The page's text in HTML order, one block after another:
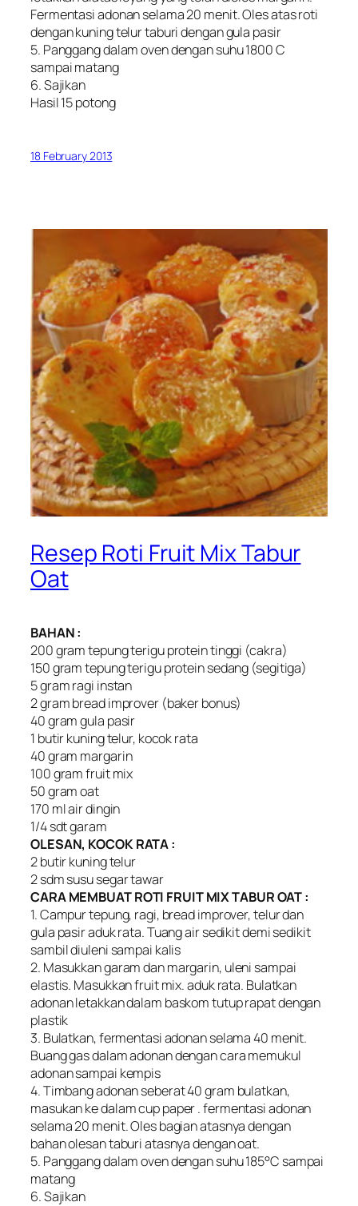
Fermentasi adonan selama 20 menit. Oles atas roti
dengan kuning telur taburi dengan gula pasir
5. Panggang dalam oven dengan suhu 1800 C
sampai matang
6. Sajikan
Hasil 15 potong
18 February 2013
Resep Roti Fruit Mix Tabur
Oat
BAHAN :
200 gram tepung terigu protein tinggi (cakra)
150 gram tepung terigu protein sedang (segitiga)
5 gram ragi instan
2 gram bread improver (baker bonus)
40 gram gula pasir
1 butir kuning telur, kocok rata
40 gram margarin
100 gram fruit mix
50 gram oat
170 ml air dingin
1/4 sdt garam
OLESAN, KOCOK RATA :
2 butir kuning telur
2 sdm susu segar tawar
CARA MEMBUAT ROTI FRUIT MIX TABUR OAT :
1. Campur tepung, ragi, bread improver, telur dan
gula pasir aduk rata. Tuang air sedikit demi sedikit
sambil diuleni sampai kalis
2. Masukkan garam dan margarin, uleni sampai
elastis. Masukkan fruit mix. aduk rata. Bulatkan
adonan letakkan dalam baskom tutup rapat dengan
plastik
3. Bulatkan, fermentasi adonan selama 40 menit.
Buang gas dalam adonan dengan cara memukul
adonan sampai kempis
4. Timbang adonan seberat 40 gram bulatkan,
masukan ke dalam cup paper . fermentasi adonan
selama 20 menit. Oles bagian atasnya dengan
bahan olesan taburi atasnya dengan oat.
5. Panggang dalam oven dengan suhu 185°C sampai
matang
6. Sajikan